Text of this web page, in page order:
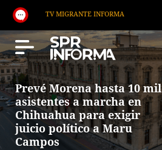
TV MIGRANTE INFORMA OPINIÓN
Prevé Morena hasta 10 mil
asistentes a marcha en
Chihuahua para exigir
juicio político a Maru
Campos